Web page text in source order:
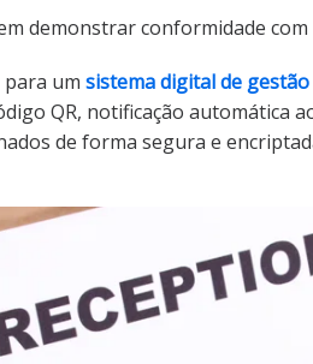
demonstrar conformidade com
um sistema digital de
QR, notificação automática
de forma segura e